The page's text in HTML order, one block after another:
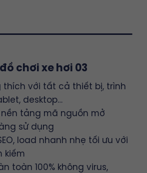
chơi xe hơi 03
thích với tất cả thiết bị, trình
desktop…
tảng mã nguồn mở
sử dụng
load nhanh nhẹ tối ưu với
kiếm
toàn 100% không virus,